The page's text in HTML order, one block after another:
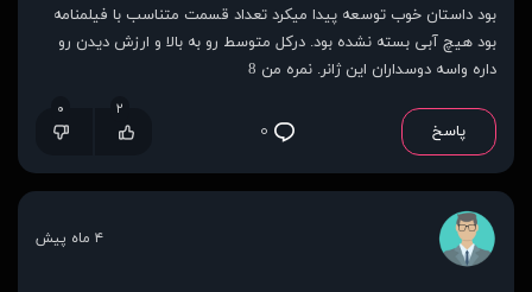
بود داستان خوب توسعه پیدا میکرد تعداد قسمت متناسب با فیلمنامه
بود هیچ آبی بسته نشده بود. درکل متوسط رو به بالا و ارزش دیدن رو
داره واسه دوسداران این ژانر. نمره من 8
پاسخ ۰
۲ ۰
۴ ماه پیش